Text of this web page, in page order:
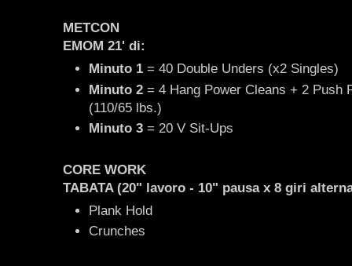
METCON
EMOM 21' di:
Minuto 1 = 40 Double Unders (x2 Singles)
Minuto 2 = 4 Hang Power Cleans + 2 Push
(110/65 lbs.)
Minuto 3 = 20 V Sit-Ups
CORE WORK
TABATA (20" lavoro - 10" pausa x 8 giri
Plank Hold
Crunches